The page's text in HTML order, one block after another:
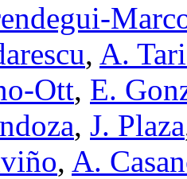
, A.
Ott, E.
, J. Plaza
, A.